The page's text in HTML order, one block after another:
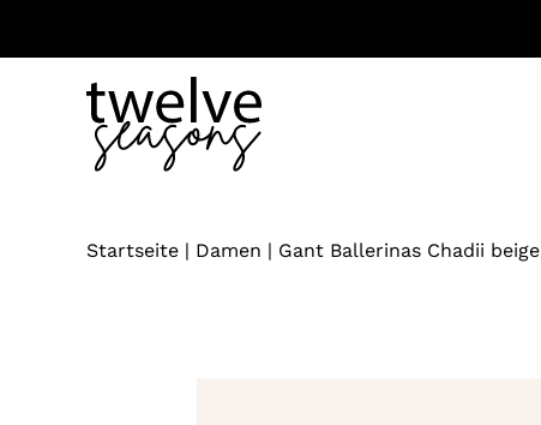
Startseite| Damen | Gant Ballerinas Chadii beige